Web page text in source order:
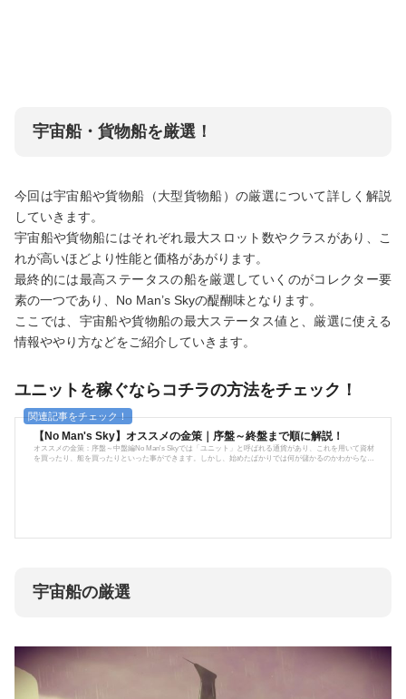
宇宙船・貨物船を厳選！
今回は宇宙船や貨物船（大型貨物船）の厳選について詳しく解説
していきます。
宇宙船や貨物船にはそれぞれ最大スロット数やクラスがあり、こ
れが高いほどより性能と価格があがります。
最終的には最高ステータスの船を厳選していくのがコレクター要
素の一つであり、No Man’s Skyの醍醐味となります。
ここでは、宇宙船や貨物船の最大ステータス値と、厳選に使える
情報ややり方などをご紹介していきます。
ユニットを稼ぐならコチラの方法をチェック！
【No Man's Sky】オススメの金策｜序盤～終盤まで順に解説！
オススメの金策：序盤～中盤編No Man's Skyでは「ユニット」と呼ばれる通貨があり、これを用いて資材
を買ったり、船を買ったりといった事ができます。しかし、始めたばかりでは何が儲かるのかわからな
宇宙船の厳選